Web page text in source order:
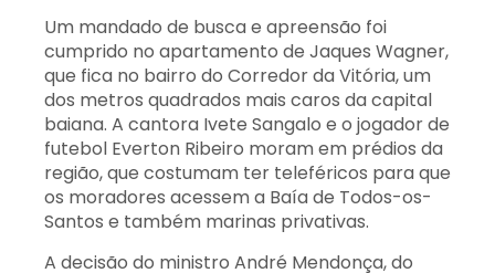
Um mandado de busca e apreensão foi
cumprido no apartamento de Jaques Wagner,
que fica no bairro do Corredor da Vitória, um
dos metros quadrados mais caros da capital
baiana. A cantora Ivete Sangalo e o jogador de
futebol Everton Ribeiro moram em prédios da
região, que costumam ter teleféricos para que
os moradores acessem a Baía de Todos-os-
Santos e também marinas privativas.
A decisão do ministro André Mendonça, do